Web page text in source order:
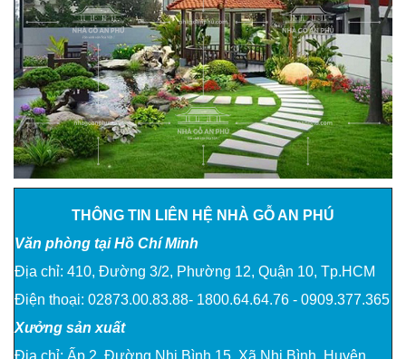
THÔNG TIN LIÊN HỆ NHÀ GỖ AN PHÚ
Văn phòng tại Hồ Chí Minh
Địa chỉ: 410, Đường 3/2, Phường 12, Quận 10, Tp.HCM
Điện thoại: 02873.00.83.88- 1800.64.64.76 - 0909.377.365
Xưởng sản xuất
Địa chỉ: Ấp 2, Đường Nhị Bình 15, Xã Nhị Bình, Huyện